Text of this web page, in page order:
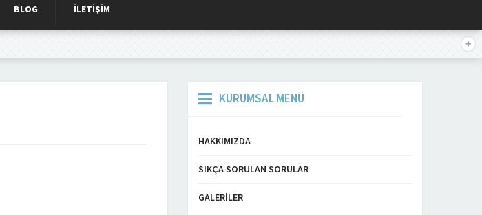
BLOG İLETIŞIM
KURUMSAL MENÜ
HAKKIMIZDA
SIKÇA SORULAN SORULAR
GALERILER